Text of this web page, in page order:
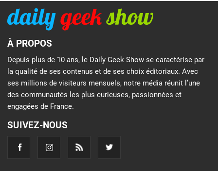
À PROPOS
Depuis plus de 10 ans, le Daily Geek Show se caractérise par
la qualité de ses contenus et de ses choix éditoriaux. Avec
ses millions de visiteurs mensuels, notre média réunit l’une
des communautés les plus curieuses, passionnées et
engagées de France.
SUIVEZ-NOUS